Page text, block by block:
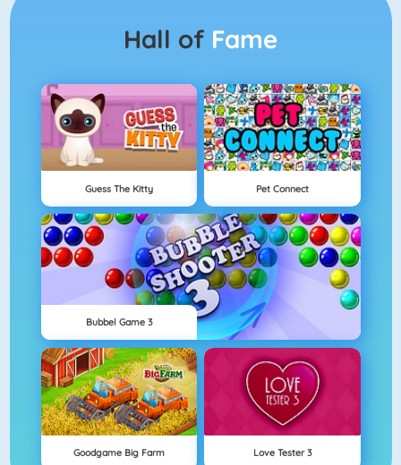
Hall of Fame
Guess The Kitty Pet Connect
Bubbel Game 3
Goodgame Big Farm Love Tester 3